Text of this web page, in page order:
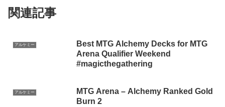
関連記事
アルケミー
Best MTG Alchemy Decks for MTG
Arena Qualifier Weekend
#magicthegathering
アルケミー
MTG Arena – Alchemy Ranked Gold
Burn 2